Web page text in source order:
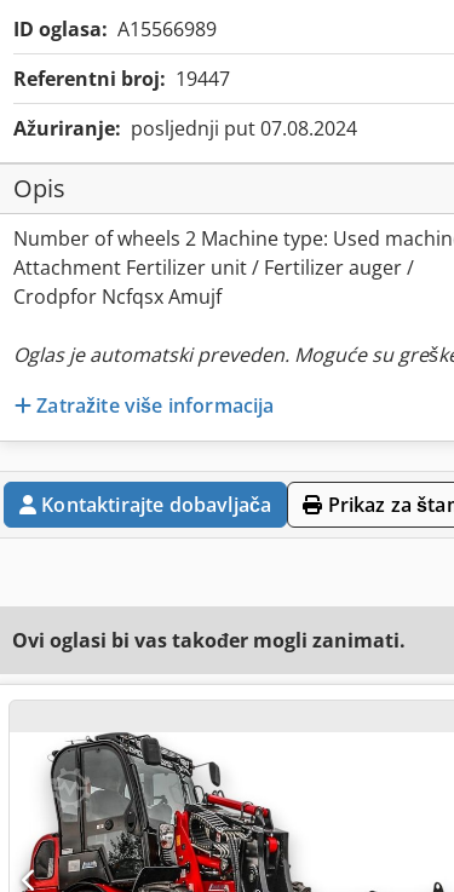
ID oglasa: A15566989
Referentni broj: 19447
Ažuriranje: posljednji put 07.08.2024
Opis
Number of wheels 2 Machine type: Used
Attachment Fertilizer unit / Fertilizer auger /
Crodpfor Ncfqsx Amujf
Oglas je automatski preveden. Moguće su
Zatražite više informacija
Kontaktirajte dobavljača Prikaz za
Ovi oglasi bi vas također mogli zanimati.